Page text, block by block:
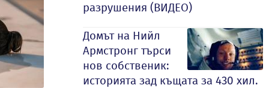
разрушения (ВИДЕО)
Домът на Нийл
Армстронг търси
нов собственик:
историята зад къщата за 430 хил.